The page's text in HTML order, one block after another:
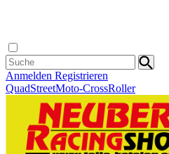
Anmelden Registrieren
QuadStreetMoto-CrossRoller